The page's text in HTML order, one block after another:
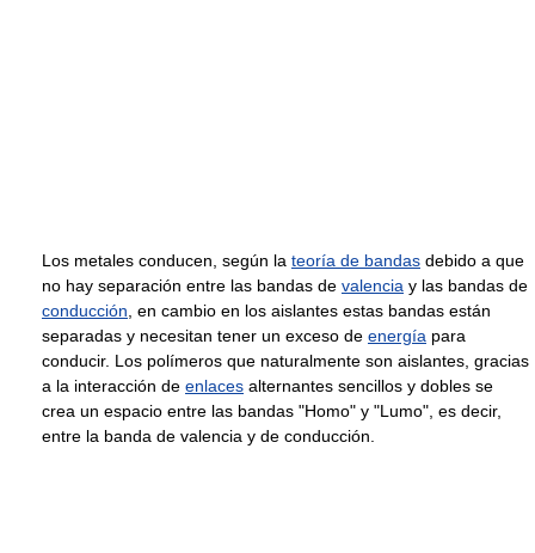
Los metales conducen, según la teoría de bandas debido a que
no hay separación entre las bandas de valencia y las bandas de
conducción , en cambio en los aislantes estas bandas están
separadas y necesitan tener un exceso de energía para
conducir. Los polímeros que naturalmente son aislantes, gracias
a la interacción de enlaces alternantes sencillos y dobles se
crea un espacio entre las bandas "Homo" y "Lumo", es decir,
entre la banda de valencia y de conducción.